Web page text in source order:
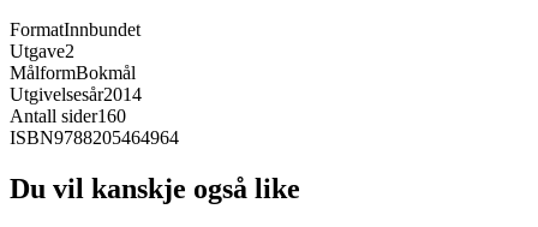
FormatInnbundet
Utgave2
MålformBokmål
Utgivelsesår2014
Antall sider160
ISBN9788205464964
Du vil kanskje også like